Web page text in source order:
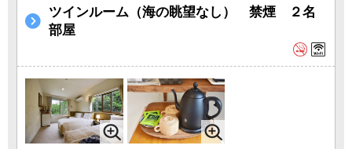
ツインルーム（海の眺望なし） 禁煙 ２名
部屋